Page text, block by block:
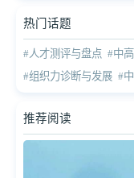
热门话题
#人才测评与盘点 #中
#组织力诊断与发展 #
推荐阅读